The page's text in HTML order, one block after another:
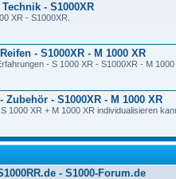
- S1000XR
XR - S1000XR.
- S1000XR - M 1000 XR
- S 1000 XR - S1000XR - M 1000
Zubehör - S1000XR - M 1000 XR
1000 XR + M 1000 XR individualisieren
- S1000-Forum.de